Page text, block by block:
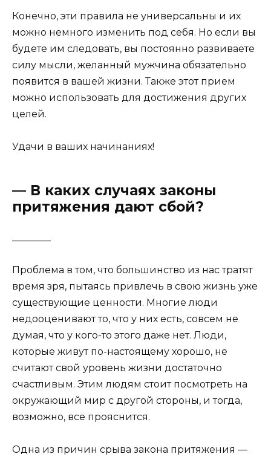
Конечно, эти правила не универсальны и их
можно немного изменить под себя. Но если вы
будете им следовать, вы постоянно развиваете
силу мысли, желанный мужчина обязательно
появится в вашей жизни. Также этот прием
можно использовать для достижения других
целей.
Удачи в ваших начинаниях!
— В каких случаях законы
притяжения дают сбой?
Проблема в том, что большинство из нас тратят
время зря, пытаясь привлечь в свою жизнь уже
существующие ценности. Многие люди
недооценивают то, что у них есть, совсем не
думая, что у кого-то этого даже нет. Люди,
которые живут по-настоящему хорошо, не
считают свой уровень жизни достаточно
счастливым. Этим людям стоит посмотреть на
окружающий мир с другой стороны, и тогда,
возможно, все прояснится.
Одна из причин срыва закона притяжения —